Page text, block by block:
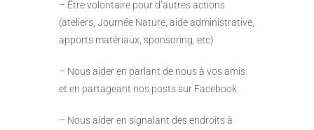
– Être volontaire pour d’autres actions
(ateliers, Journée Nature, aide administrative,
apports matériaux, sponsoring, etc)
– Nous aider en parlant de nous à vos amis
et en partageant nos posts sur Facebook.
– Nous aider en signalant des endroits à